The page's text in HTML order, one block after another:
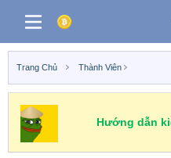
Trang Chủ Thành Viên
Hướng dẫn